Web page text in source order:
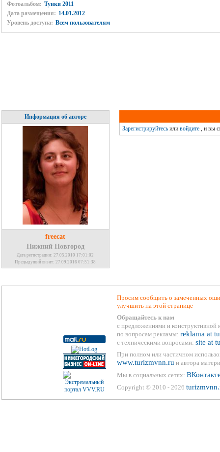
Фотоальбом: Тунки 2011
Дата размещения: 14.01.2012
Уровень доступа: Всем пользователям
Информация об авторе
freecat
Нижний Новгород
Дата регистрации: 27.05.2010 17:01:02
Предыдущий визит: 27.09.2016 07:51:38
Зарегистрируйтесьили войдите, и вы
Просим сообщить о замеченных
улучшить на этой странице
Обращайтесь к нам
с предложениями и конструктивной
по вопросам рекламы: reklama at
с техническими вопросами: site at
При полном или частичном
www.turizmvnn.ru и автора
Мы в социальных сетях:
Copyright © 2010 - 2026